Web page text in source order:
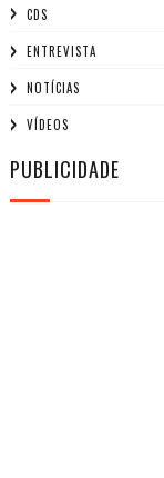
CDS
ENTREVISTA
NOTÍCIAS
VÍDEOS
PUBLICIDADE